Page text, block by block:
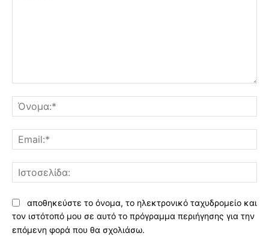
αποθηκεύστε το όνομα, το ηλεκτρονικό ταχυδρομείο και
τον ιστότοπό μου σε αυτό το πρόγραμμα περιήγησης για την
επόμενη φορά που θα σχολιάσω.